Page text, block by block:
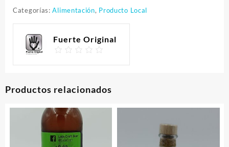
Categorías:Alimentación, Producto Local
Fuerte Original
Productos relacionados